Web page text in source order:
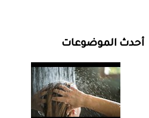
أحدث الموضوعات